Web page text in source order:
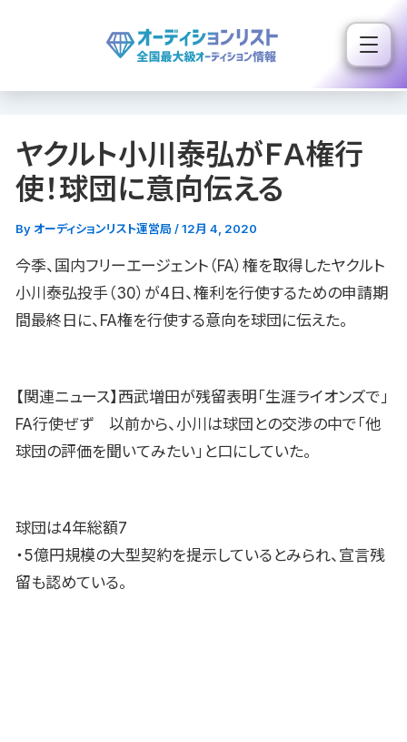
ス
ヤクルト小川泰弘がＦＡ権行
使！球団に意向伝える
By オーディションリスト運営局 /12月 4, 2020
今季、国内フリーエージェント（FA）権を取得したヤクルト
小川泰弘投手（30）が4日、権利を行使するための申請期
間最終日に、FA権を行使する意向を球団に伝えた。
【関連ニュース】西武増田が残留表明「生涯ライオンズで」
FA行使ぜず 以前から、小川は球団との交渉の中で「他
球団の評価を聞いてみたい」と口にしていた。
球団は4年総額7
・5億円規模の大型契約を提示しているとみられ、宣言残
留も認めている。